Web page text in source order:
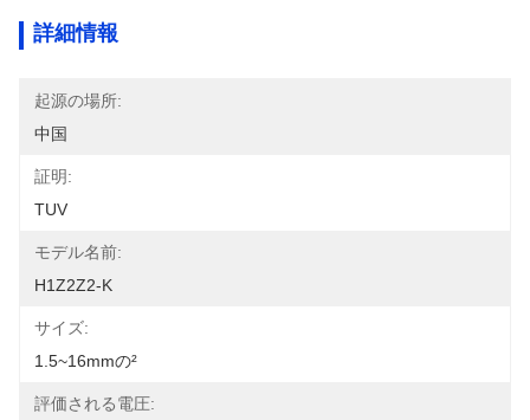
詳細情報
起源の場所:
中国
証明:
TUV
モデル名前:
H1Z2Z2-K
サイズ:
1.5~16mmの²
評価される電圧: